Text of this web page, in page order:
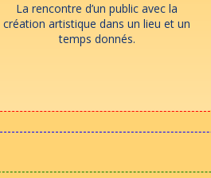
La rencontre d’un public avec la
création artistique dans un lieu et un
temps donnés.